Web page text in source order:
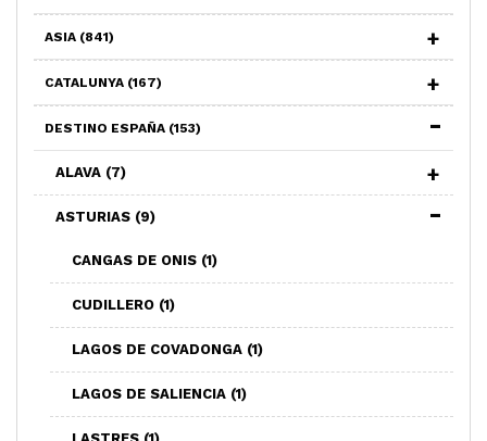
ASIA (841)
CATALUNYA (167)
DESTINO ESPAÑA (153)
ALAVA (7)
ASTURIAS (9)
CANGAS DE ONIS (1)
CUDILLERO (1)
LAGOS DE COVADONGA (1)
LAGOS DE SALIENCIA (1)